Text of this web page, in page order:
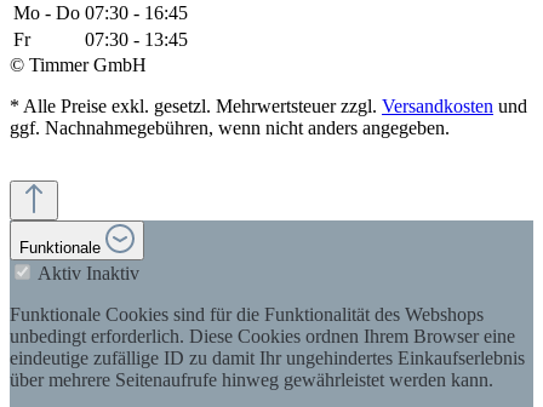
Mo - Do 07:30 - 16:45
Fr
07:30 - 13:45
© Timmer GmbH
* Alle Preise exkl. gesetzl. Mehrwertsteuer zzgl. Versandkosten und
ggf. Nachnahmegebühren, wenn nicht anders angegeben.
Funktionale
Aktiv Inaktiv
Funktionale Cookies sind für die Funktionalität des Webshops
unbedingt erforderlich. Diese Cookies ordnen Ihrem Browser eine
eindeutige zufällige ID zu damit Ihr ungehindertes Einkaufserlebnis
über mehrere Seitenaufrufe hinweg gewährleistet werden kann.